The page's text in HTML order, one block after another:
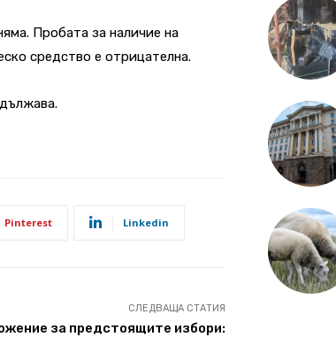
Пробата за наличие на
средство е отрицателна.
Pinterest Linkedin
СЛЕДВАЩА СТАТИЯ
за предстоящите избори: